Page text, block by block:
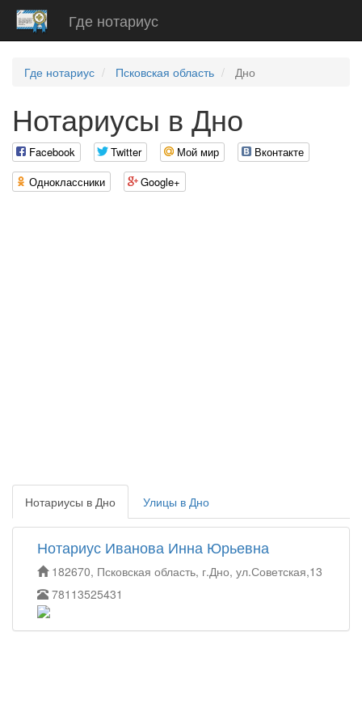
Где нотариус
Где нотариус Псковская область Дно
Нотариусы в Дно
Facebook Twitter Мой мир
Вконтакте
Одноклассники
Google+
Нотариусы в Дно Улицы в Дно
Нотариус Иванова Инна Юрьевна
182670, Псковская область, г.Дно, ул.Советская,13
78113525431